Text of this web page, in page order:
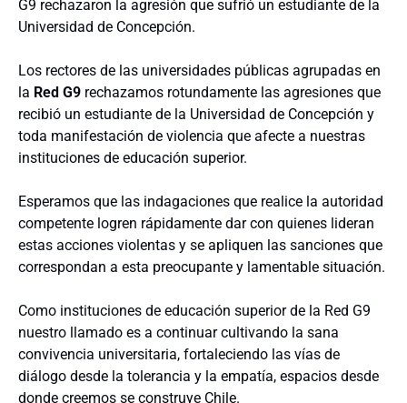
G9 rechazaron la agresión que sufrió un estudiante de la
Universidad de Concepción.
Los rectores de las universidades públicas agrupadas en
la Red G9 rechazamos rotundamente las agresiones que
recibió un estudiante de la Universidad de Concepción y
toda manifestación de violencia que afecte a nuestras
instituciones de educación superior.
Esperamos que las indagaciones que realice la autoridad
competente logren rápidamente dar con quienes lideran
estas acciones violentas y se apliquen las sanciones que
correspondan a esta preocupante y lamentable situación.
Como instituciones de educación superior de la Red G9
nuestro llamado es a continuar cultivando la sana
convivencia universitaria, fortaleciendo las vías de
diálogo desde la tolerancia y la empatía, espacios desde
donde creemos se construye Chile.